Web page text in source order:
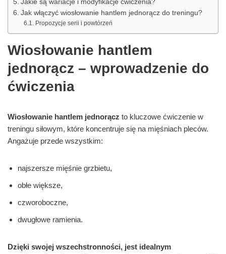
Jakie są wariacje i modyfikacje ćwiczenia?
Jak włączyć wiosłowanie hantlem jednorącz do treningu?
Propozycje serii i powtórzeń
Wiosłowanie hantlem
jednorącz – wprowadzenie do
ćwiczenia
Wiosłowanie hantlem jednorącz to kluczowe ćwiczenie w
treningu siłowym, które koncentruje się na mięśniach pleców.
Angażuje przede wszystkim:
najszersze mięśnie grzbietu,
obłe większe,
czworoboczne,
dwugłowe ramienia.
Dzięki swojej wszechstronności, jest idealnym